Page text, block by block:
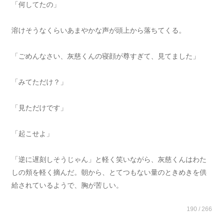
「何してたの」
溶けそうなくらいあまやかな声が頭上から落ちてくる。
「ごめんなさい、灰慈くんの寝顔が尊すぎて、見てました」
「みてただけ？」
「見ただけです」
「起こせよ」
「逆に遅刻しそうじゃん」と軽く笑いながら、灰慈くんはわた
しの頬を軽く摘んだ。朝から、とてつもない量のときめきを供
給されているようで、胸が苦しい。
190 / 266